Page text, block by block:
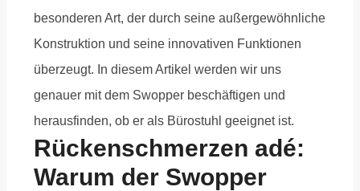
besonderen Art, der durch seine außergewöhnliche
Konstruktion und seine innovativen Funktionen
überzeugt. In diesem Artikel werden wir uns
genauer mit dem Swopper beschäftigen und
herausfinden, ob er als Bürostuhl geeignet ist.
Rückenschmerzen adé:
Warum der Swopper